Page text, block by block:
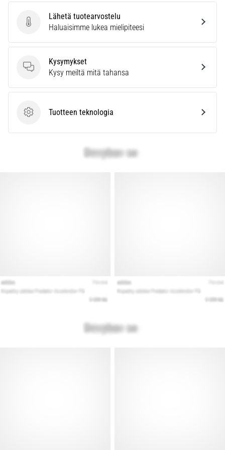
Lähetä tuotearvostelu
Lähetä tuotearvostelu
Haluaisimme lukea mielipiteesi
Kysymykset
Kysymykset
Kysy meiltä mitä tahansa
Tuotteen teknologia
Tuotteen teknologia